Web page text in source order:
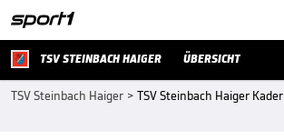
TSV STEINBACH HAIGER ÜBERSICHT
TSV Steinbach Haiger > TSV Steinbach Haiger Kader